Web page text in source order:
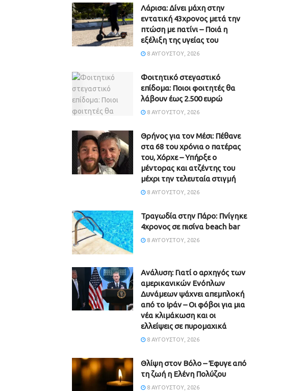
Λάρισα: Δίνει μάχη στην
εντατική 43χρονος μετά την
πτώση με πατίνι – Ποιά η
εξέλιξη της υγείας του
8 ΑΥΓΟΎΣΤΟΥ, 2026
Φοιτητικό στεγαστικό
επίδομα: Ποιοι φοιτητές θα
λάβουν έως 2.500 ευρώ
8 ΑΥΓΟΎΣΤΟΥ, 2026
Θρήνος για τον Μέσι: Πέθανε
στα 68 του χρόνια ο πατέρας
του, Χόρχε – Υπήρξε ο
μέντορας και ατζέντης του
μέχρι την τελευταία στιγμή
8 ΑΥΓΟΎΣΤΟΥ, 2026
Τραγωδία στην Πάρο: Πνίγηκε
4χρονος σε πισίνα beach bar
8 ΑΥΓΟΎΣΤΟΥ, 2026
Ανάλυση: Γιατί ο αρχηγός των
αμερικανικών Ενόπλων
Δυνάμεων ψάχνει απεμπλοκή
από το Ιράν – Οι φόβοι για μια
νέα κλιμάκωση και οι
ελλείψεις σε πυρομαχικά
8 ΑΥΓΟΎΣΤΟΥ, 2026
Θλίψη στον Βόλο – Έφυγε από
τη ζωή η Ελένη Πολύζου
8 ΑΥΓΟΎΣΤΟΥ, 2026